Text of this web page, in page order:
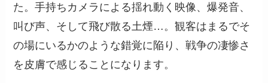
た。手持ちカメラによる揺れ動く映像、爆発音、
叫び声、そして飛び散る土煙…。観客はまるでそ
の場にいるかのような錯覚に陥り、戦争の凄惨さ
を皮膚で感じることになります。